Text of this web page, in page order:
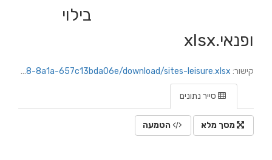
בילוי
ופנאי.xlsx
קישור: https://netanya.datacity.org.il/dataset/767d1078-32d5-440e-ba0b-cf726e6cff43/resource/4239d7d7-4152-41b8-8a1a-657c13bda06e/download/sites-leisure.xlsx
סייר נתונים
מסך מלא הטמעה